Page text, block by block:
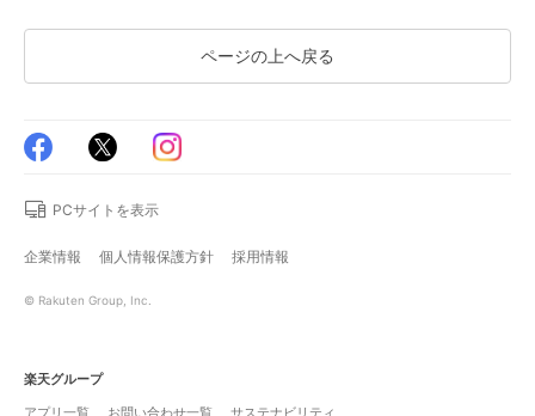
ページの上へ戻る
PCサイトを表示
企業情報 個人情報保護方針 採用情報
© Rakuten Group, Inc.
楽天グループ
アプリ一覧
お問い合わせ一覧 サステナビリティ